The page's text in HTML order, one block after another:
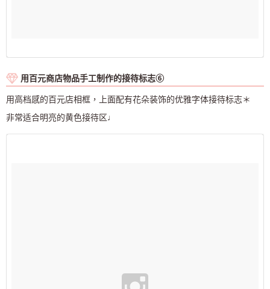
用百元商店物品手工制作的接待标志⑥
用高档感的百元店相框，上面配有花朵装饰的优雅字体接待标志＊
非常适合明亮的黄色接待区♩